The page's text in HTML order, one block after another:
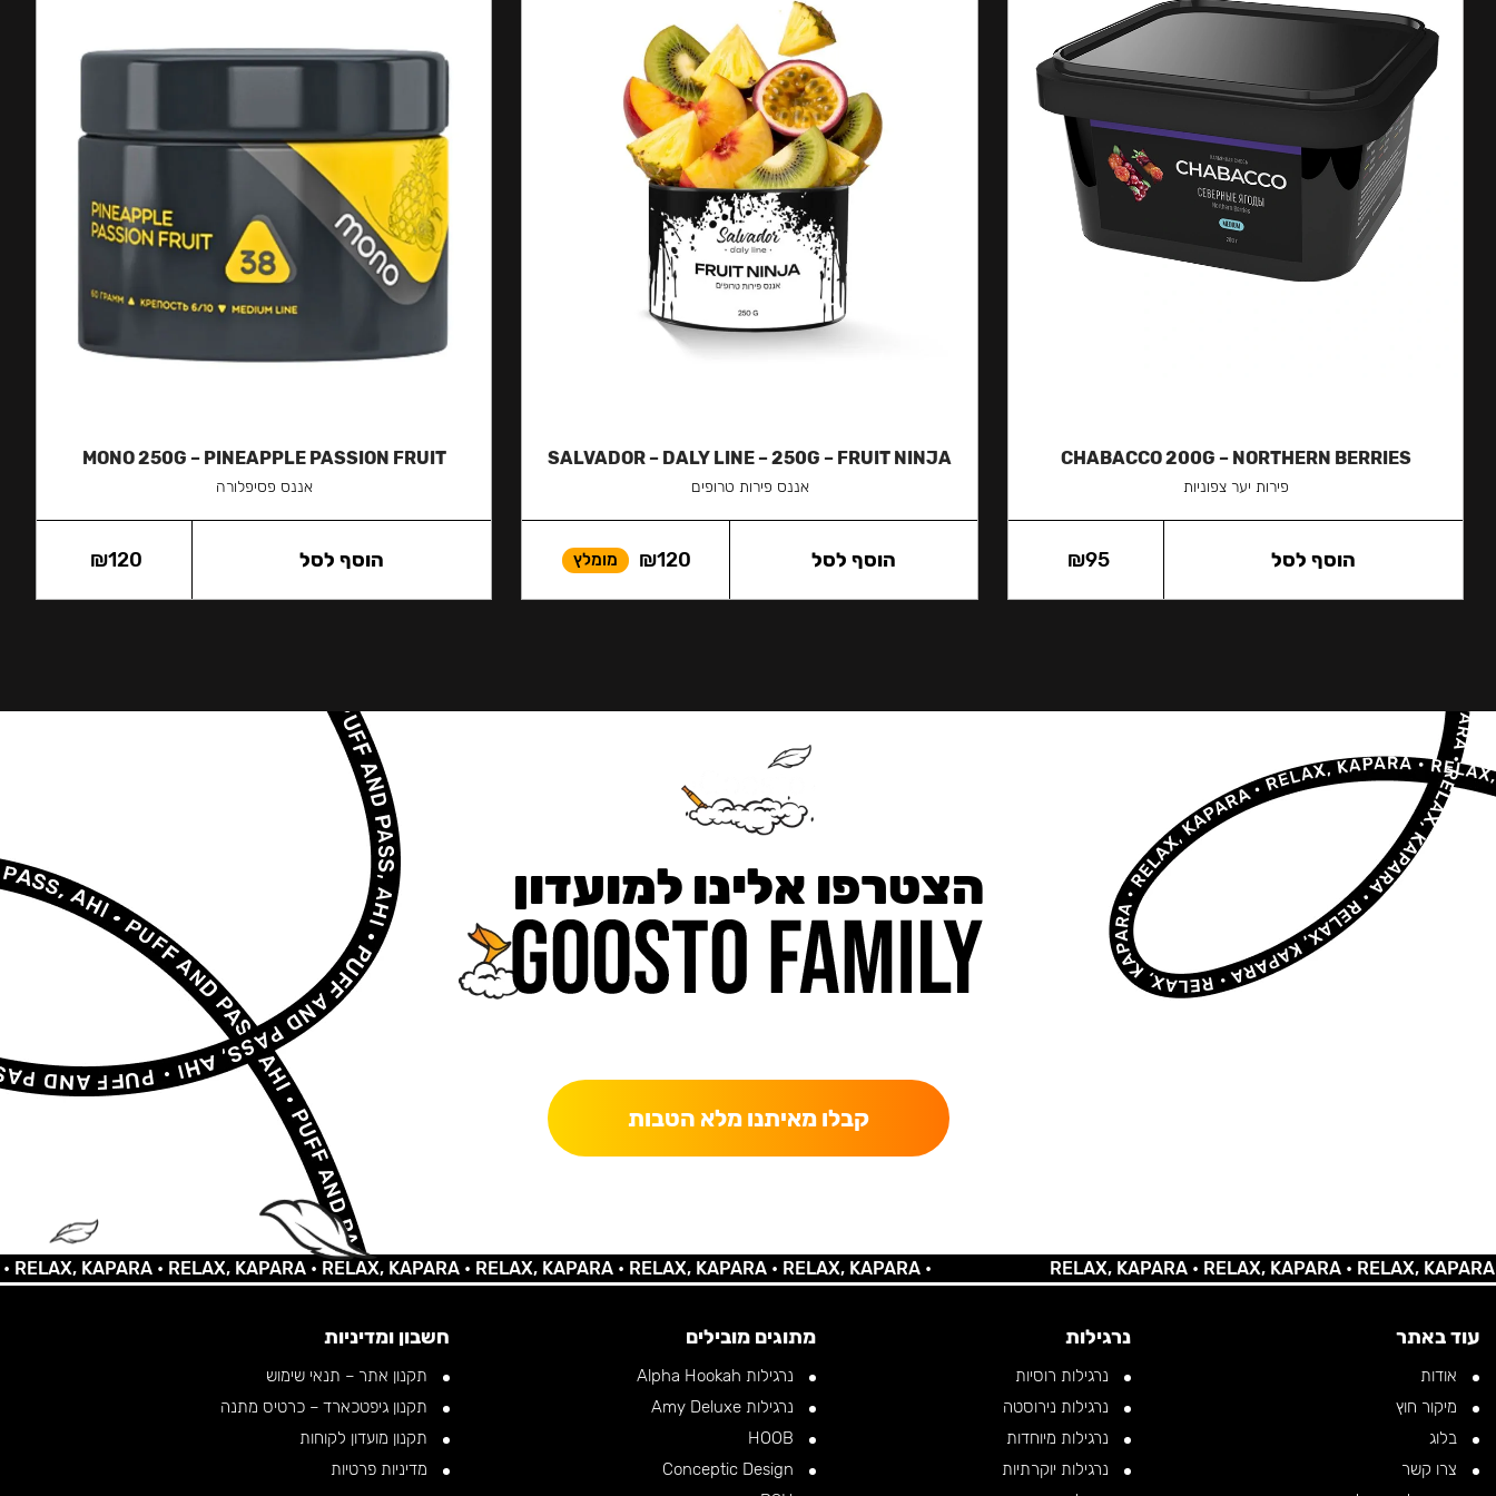
CHABACCO 200G – NORTHERN BERRIES
פירות יער צפוניות
₪95 הוסף לסל
SALVADOR – DALY LINE – 250G – FRUIT NINJA
אננס פירות טרופים
₪120 מומלץ הוסף לסל
MONO 250G – PINEAPPLE PASSION FRUIT
אננס פסיפלורה
₪120 הוסף לסל
הצטרפו אלינו למועדון
קבלו מאיתנו מלא הטבות
KAPARA •RELAX, KAPARA •RELAX, KAPARA •RELAX, KAPARA •RELAX, KAPARA •RELAX, KAPARA • RELAX, KAPARA •RELAX, KAPARA •RELAX, KAPARA •
עוד באתר
אודות
מיקור חוץ
בלוג
צרו קשר
נרגילות
נרגילות רוסיות
נרגילות נירוסטה
נרגילות מיוחדות
נרגילות יוקרתיות
מתוגים מובילים
נרגילות Alpha Hookah
נרגילות Amy Deluxe
חשבון ומדיניות
תקנון אתר – תנאי שימוש
תקנון גיפטכארד – כרטיס מתנה
תקנון מועדון לקוחות
מדיניות פרטיות